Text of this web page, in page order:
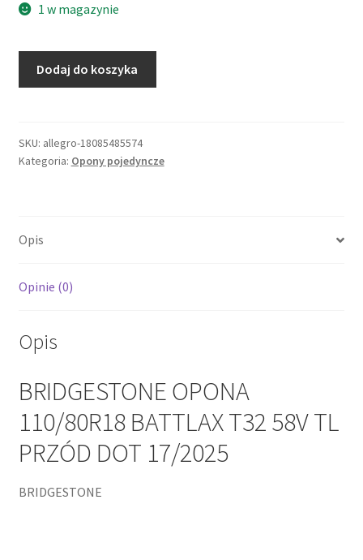
1 w magazynie
BRIDGESTONE
BATTLAX
T32
DOT
Dodaj do koszyka
SKU: allegro-18085485574
Kategoria: Opony pojedyncze
Opis
Opinie (0)
Opis
BRIDGESTONE OPONA
110/80R18 BATTLAX T32 58V TL
PRZÓD DOT 17/2025
BRIDGESTONE